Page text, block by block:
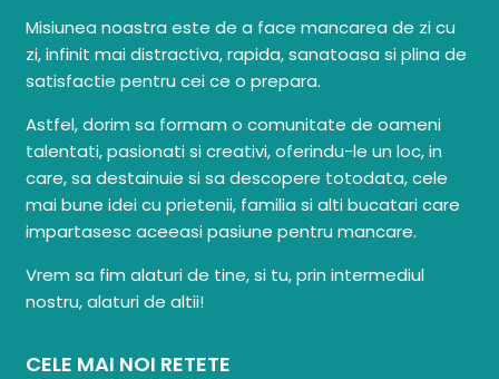
Misiunea noastra este de a face mancarea de zi cu
zi, infinit mai distractiva, rapida, sanatoasa si plina de
satisfactie pentru cei ce o prepara.
Astfel, dorim sa formam o comunitate de oameni
talentati, pasionati si creativi, oferindu-le un loc, in
care, sa destainuie si sa descopere totodata, cele
mai bune idei cu prietenii, familia si alti bucatari care
impartasesc aceeasi pasiune pentru mancare.
Vrem sa fim alaturi de tine, si tu, prin intermediul
nostru, alaturi de altii!
CELE MAI NOI RETETE